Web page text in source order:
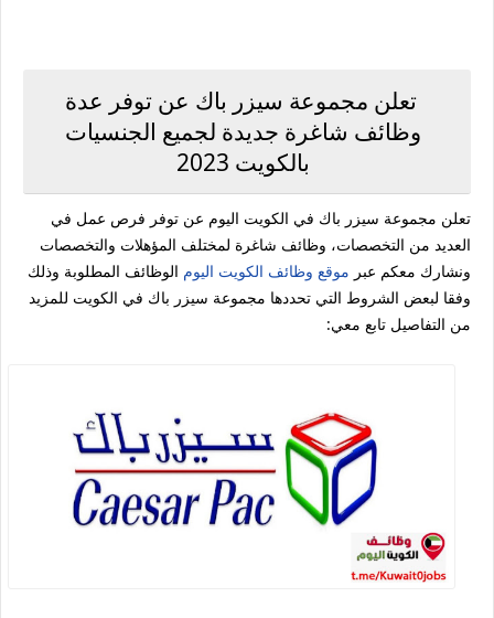
تعلن مجموعة سيزر باك عن توفر عدة
وظائف شاغرة جديدة لجميع الجنسيات
بالكويت 2023
تعلن مجموعة سيزر باك في الكويت اليوم عن توفر فرص عمل في
العديد من التخصصات، وظائف شاغرة لمختلف المؤهلات والتخصصات
ونشارك معكم عبر موقع وظائف الكويت اليوم الوظائف المطلوبة وذلك
وفقا لبعض الشروط التي تحددها مجموعة سيزر باك في الكويت للمزيد
من التفاصيل تابع معي: